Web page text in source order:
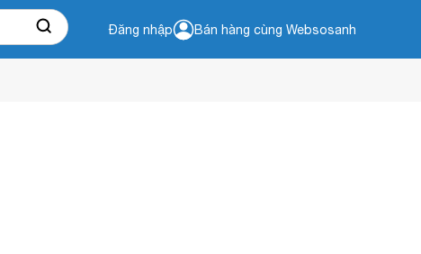
Đăng nhập Bán hàng cùng Websosanh